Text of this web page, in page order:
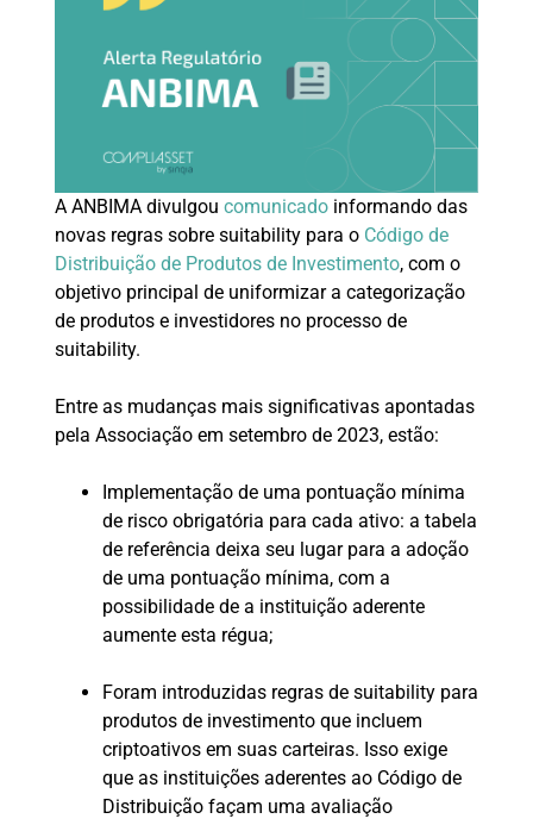
A ANBIMA divulgou comunicadoinformando das
novas regras sobre suitability para o Código de
Distribuição de Produtos de Investimento, com o
objetivo principal de uniformizar a categorização
de produtos e investidores no processo de
suitability.
Entre as mudanças mais significativas apontadas
pela Associação em setembro de 2023, estão:
Implementação de uma pontuação mínima
de risco obrigatória para cada ativo: a tabela
de referência deixa seu lugar para a adoção
de uma pontuação mínima, com a
possibilidade de a instituição aderente
aumente esta régua;
Foram introduzidas regras de suitability para
produtos de investimento que incluem
criptoativos em suas carteiras. Isso exige
que as instituições aderentes ao Código de
Distribuição façam uma avaliação